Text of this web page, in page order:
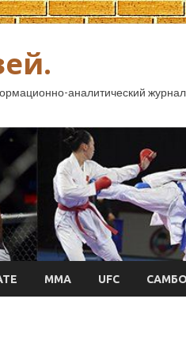
аналитический
ММА UFC САМБО